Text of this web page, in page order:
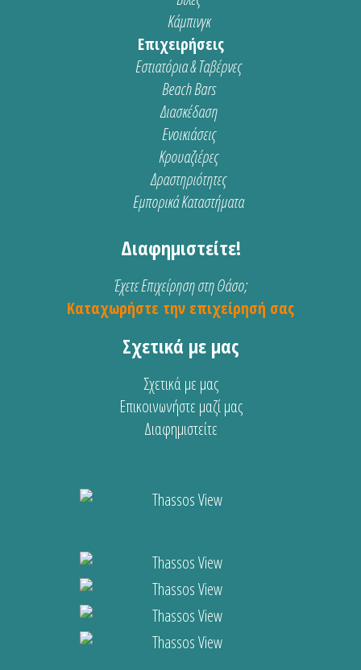
Κάμπινγκ
Επιχειρήσεις
Εστιατόρια & Ταβέρνες
Beach Bars
Διασκέδαση
Ενοικιάσεις
Κρουαζιέρες
Δραστηριότητες
Εμπορικά Καταστήματα
Διαφημιστείτε!
Έχετε Επιχείρηση στη Θάσο;
Καταχωρήστε την επιχείρησή σας
Σχετικά με μας
Σχετικά με μας
Επικοινωνήστε μαζί μας
Διαφημιστείτε